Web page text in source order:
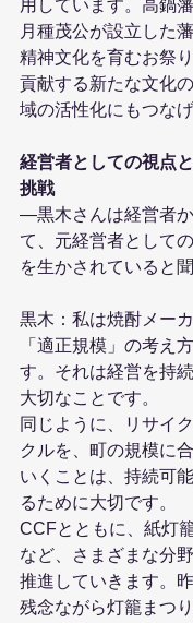
用しています。高鍋
月種茂公が設立した
精神文化を育むお祭
貢献する新たな文化
域の活性化にもつなげ
経営者としての視点
挑戦
―黒木さんは経営者
て、元経営者として
を生かされていると
黒木：私は焼酎メー
「適正規模」の考え
す。それは経営を持
大切なことです。
同じように、リサイ
クルを、町の規模に
いくことは、持続可
るために大切です。
CCFとともに、紙灯
など、さまざまな分
推進していきます。
残念ながら灯籠まつ